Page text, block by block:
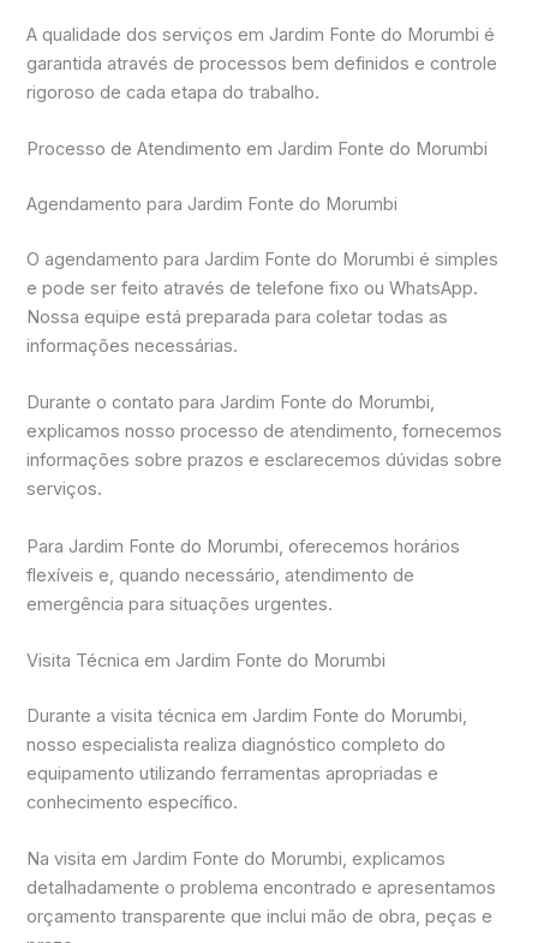
A qualidade dos serviços em Jardim Fonte do Morumbi é
garantida através de processos bem definidos e controle
rigoroso de cada etapa do trabalho.
Processo de Atendimento em Jardim Fonte do Morumbi
Agendamento para Jardim Fonte do Morumbi
O agendamento para Jardim Fonte do Morumbi é simples
e pode ser feito através de telefone fixo ou WhatsApp.
Nossa equipe está preparada para coletar todas as
informações necessárias.
Durante o contato para Jardim Fonte do Morumbi,
explicamos nosso processo de atendimento, fornecemos
informações sobre prazos e esclarecemos dúvidas sobre
serviços.
Para Jardim Fonte do Morumbi, oferecemos horários
flexíveis e, quando necessário, atendimento de
emergência para situações urgentes.
Visita Técnica em Jardim Fonte do Morumbi
Durante a visita técnica em Jardim Fonte do Morumbi,
nosso especialista realiza diagnóstico completo do
equipamento utilizando ferramentas apropriadas e
conhecimento específico.
Na visita em Jardim Fonte do Morumbi, explicamos
detalhadamente o problema encontrado e apresentamos
orçamento transparente que inclui mão de obra, peças e